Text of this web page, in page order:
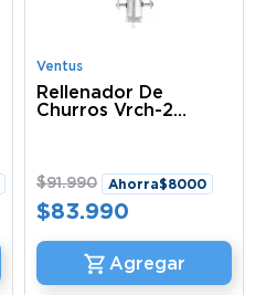
Ventus
Rellenador De
Churros Vrch-2
$91.990 Ahorra$8000
$83.990